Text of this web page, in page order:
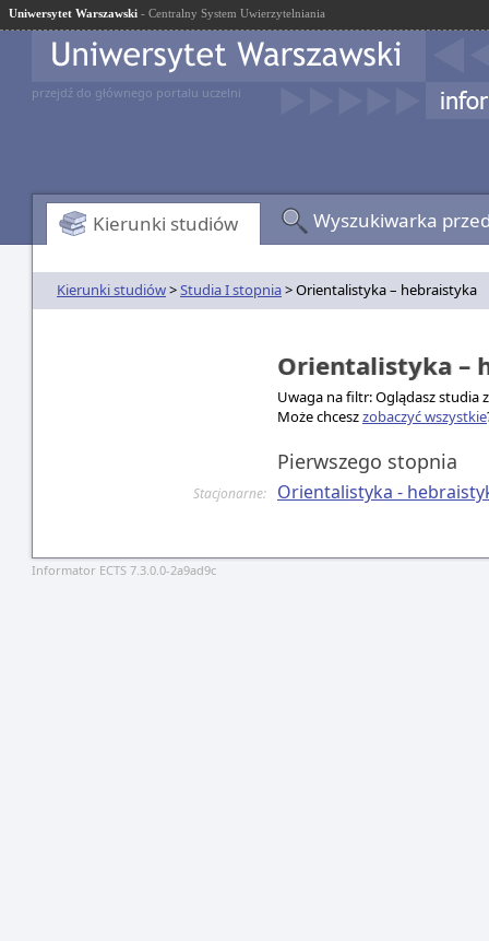
Uniwersytet Warszawski - Centralny System Uwierzytelniania
przejdź do głównego portalu uczelni
Kierunki studiów Wyszukiwarka
Kierunki studiów>Studia I stopnia> Orientalistyka – hebraistyka
Orientalistyka –
Uwaga na filtr: Oglądasz studia
Może chceszzobaczyć wszystkie
Pierwszego stopnia
Stacjonarne: Orientalistyka -
Informator ECTS 7.3.0.0-2a9ad9c